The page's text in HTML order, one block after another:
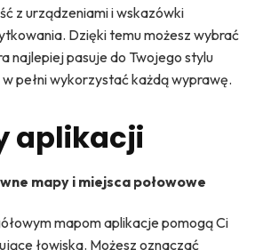
z urządzeniami i wskazówki
Dzięki temu możesz wybrać
najlepiej pasuje do Twojego stylu
pełni wykorzystać każdą wyprawę.
aplikacji
mapy i miejsca połowowe
mapom aplikacje pomogą Ci
łowiska. Możesz oznaczać